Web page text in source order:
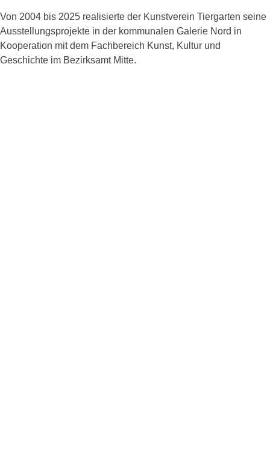
Von 2004 bis 2025 realisierte der Kunstverein Tiergarten seine
Ausstellungsprojekte in der kommunalen Galerie Nord in
Kooperation mit dem Fachbereich Kunst, Kultur und
Geschichte im Bezirksamt Mitte.